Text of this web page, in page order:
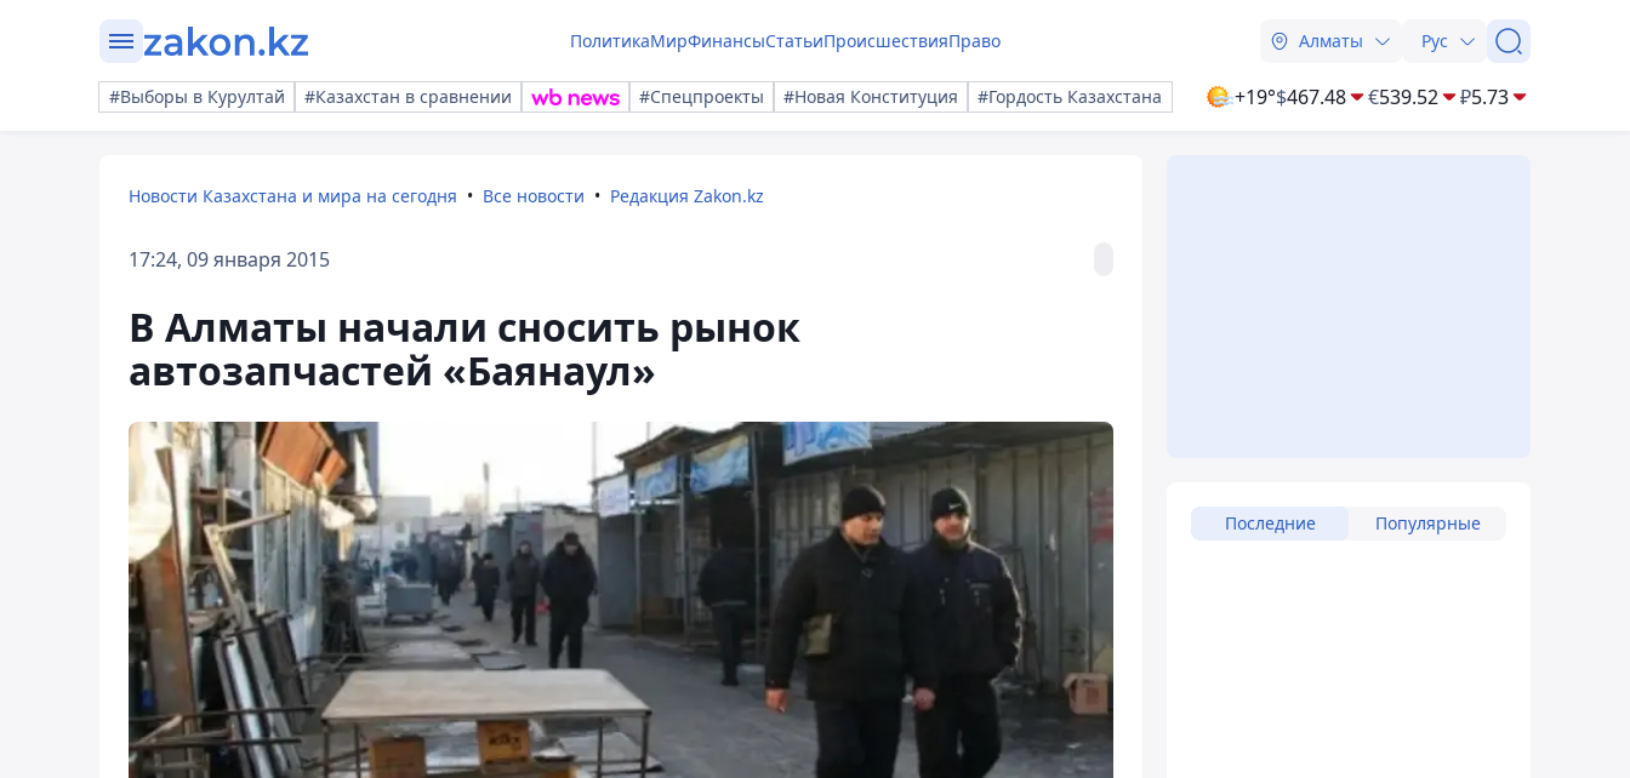
ПолитикаМирФинансыСтатьиПроисшествияПраво Алматы Рус
#Выборы в Курултай #Казахстан в сравнении #Спецпроекты #Новая Конституция #Гордость Казахстана +19°$467.48 €539.52 ₽5.73
Новости Казахстана и мира на сегодня Все новости Редакция Zakon.kz
17:24, 09 января 2015
В Алматы начали сносить рынок
автозапчастей «Баянаул»
Последние Популярные